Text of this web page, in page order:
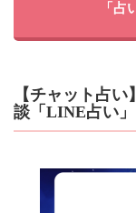
「占
【チャット占
談「LINE占い」